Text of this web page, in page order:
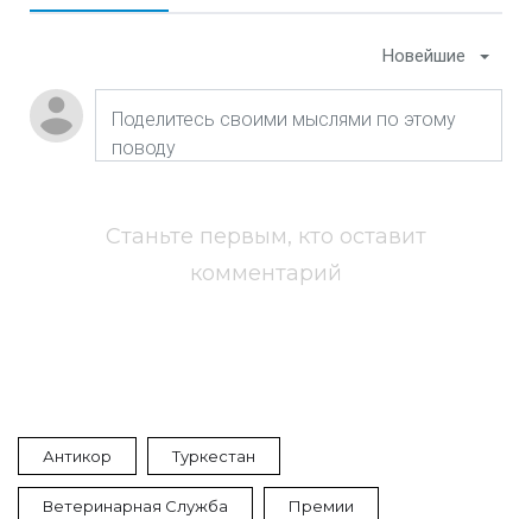
Новейшие
Станьте первым, кто оставит
комментарий
Антикор Туркестан
Ветеринарная Служба Премии